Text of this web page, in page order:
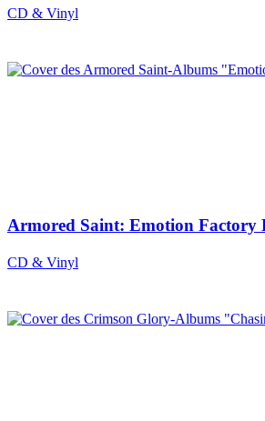
CD & Vinyl
Armored Saint: Emotion Factory
CD & Vinyl